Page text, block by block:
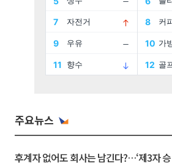
주요뉴스
후계자 없어도 회사는 남긴다?…‘제3자 승